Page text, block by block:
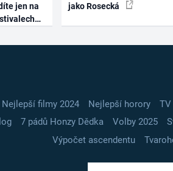
jen na
jako Rosecká
Nejlepší filmy 2024 Nejlepší horory TV
7 pádů Honzy Dědka Volby 2025
Výpočet ascendentu